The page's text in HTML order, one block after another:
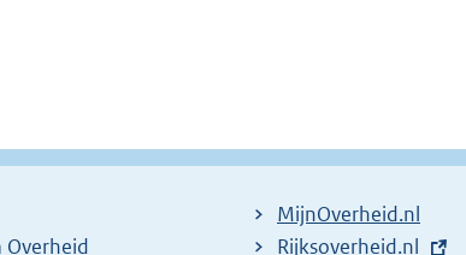
Overheid
MijnOverheid.nl
E
Rijksoverheid.nl